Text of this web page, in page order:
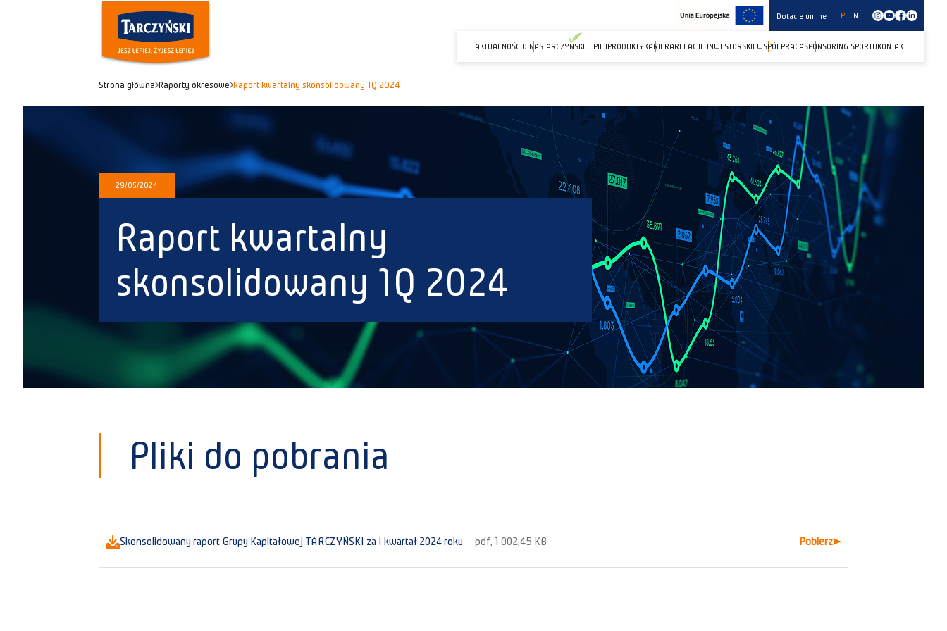
Dotacje unijne PLEN
AKTUALNOŚCIO NASTARCZYNSKILEPIEJPRODUKTYKARIERARELACJE INWESTORSKIEWSPÓŁPRACASPONSORING SPORTUKONTAKT
Strona główna Raporty okresowe Raport kwartalny skonsolidowany 1Q 2024
29/05/2024
Raport kwartalny
skonsolidowany 1Q 2024
Pliki do pobrania
Skonsolidowany raport Grupy Kapitałowej TARCZYŃSKI za I kwartał 2024 roku pdf, 1 002,45 KB Pobierz